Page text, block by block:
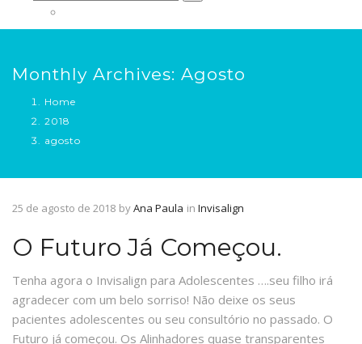
Monthly Archives: Agosto
Home
2018
agosto
25 de agosto de 2018 byAna Paula in Invisalign
O Futuro Já Começou.
Tenha agora o Invisalign para Adolescentes ….seu filho irá
agradecer com um belo sorriso! Não deixe os seus
pacientes adolescentes ou seu consultório no passado. O
Futuro já começou. Os Alinhadores quase transparentes